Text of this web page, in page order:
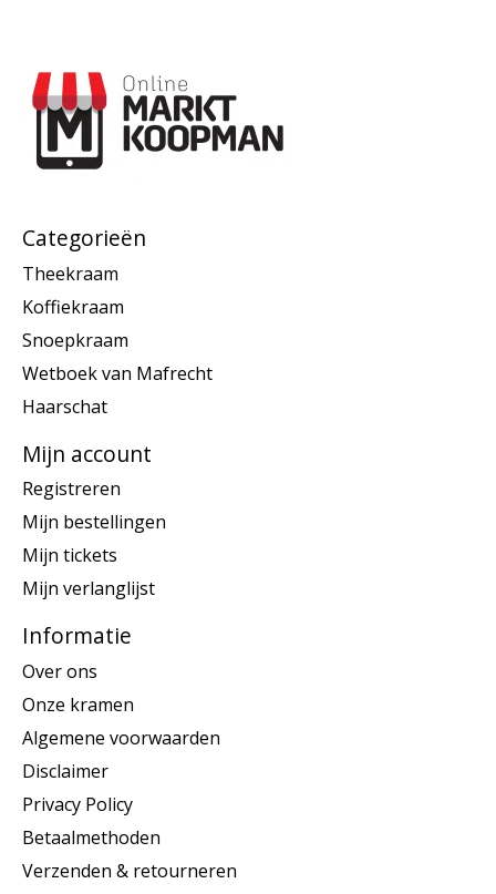
Categorieën
Theekraam
Koffiekraam
Snoepkraam
Wetboek van Mafrecht
Haarschat
Mijn account
Registreren
Mijn bestellingen
Mijn tickets
Mijn verlanglijst
Informatie
Over ons
Onze kramen
Algemene voorwaarden
Disclaimer
Privacy Policy
Betaalmethoden
Verzenden & retourneren